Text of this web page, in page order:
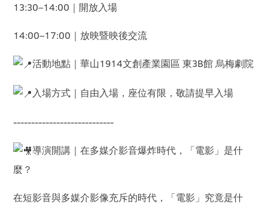
13:30–14:00｜開放入場
14:00–17:00｜放映暨映後交流
活動地點｜華山1914文創產業園區 東3B館 烏梅劇院
入場方式｜自由入場，座位有限，敬請提早入場
----------------------------
導演開講｜在多媒介影音爆炸時代，「電影」是什
麼？
在短影音與多媒介影像充斥的時代，「電影」究竟是什